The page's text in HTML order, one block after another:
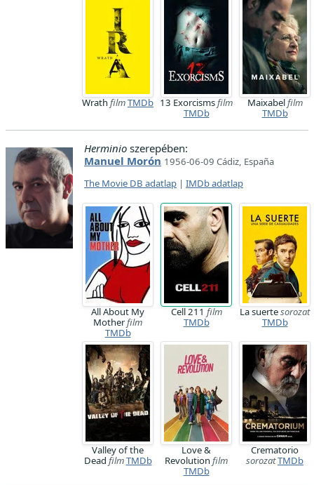
Wrath filmTMDb 13 Exorcismsfilm
TMDb
Maixabelfilm
TMDb
Herminio szerepében:
Manuel Morón 1956-06-09 Cádiz, España
The Movie DB adatlap | IMDb adatlap
All About My
Motherfilm
TMDb
Cell 211 film
TMDb
La suertesorozat
TMDb
Valley of the
Dead filmTMDb
Love &
Revolution film
TMDb
Crematorio
sorozatTMDb